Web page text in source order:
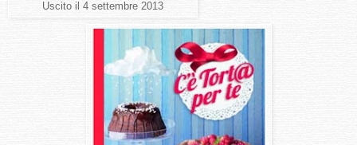
Uscito il 4 settembre 2013